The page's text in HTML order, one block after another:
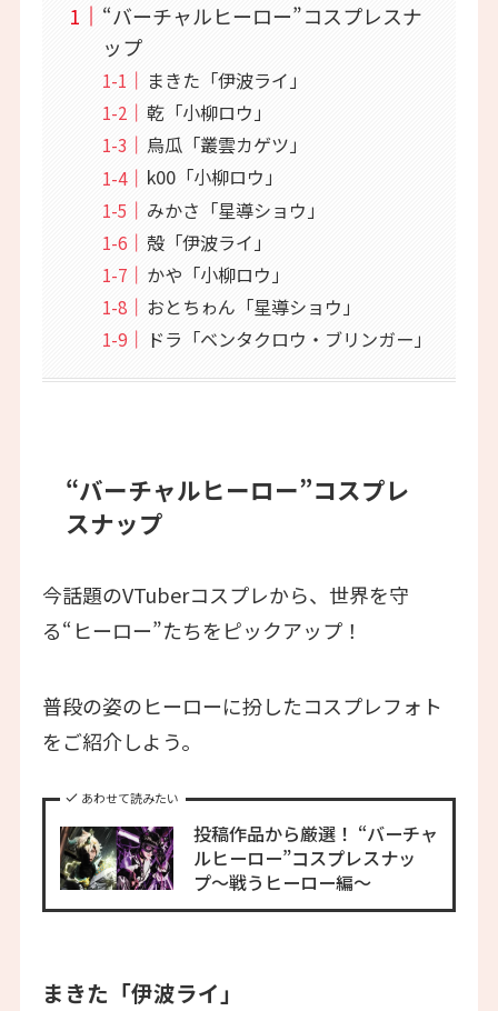
“バーチャルヒーロー”コスプレスナ
ップ
まきた「伊波ライ」
乾「小柳ロウ」
烏瓜「叢雲カゲツ」
k00「小柳ロウ」
みかさ「星導ショウ」
殻「伊波ライ」
かや「小柳ロウ」
おとちゎん「星導ショウ」
ドラ「ベンタクロウ・ブリンガー」
“バーチャルヒーロー”コスプレ
スナップ
今話題のVTuberコスプレから、世界を守
る“ヒーロー”たちをピックアップ！
普段の姿のヒーローに扮したコスプレフォト
をご紹介しよう。
あわせて読みたい
投稿作品から厳選！ “バーチャ
ルヒーロー”コスプレスナッ
プ〜戦うヒーロー編〜
まきた「伊波ライ」